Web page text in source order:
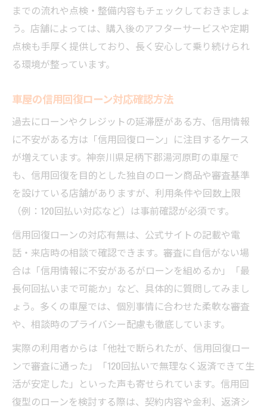
までの流れや点検・整備内容もチェックしておきましょ
う。店舗によっては、購入後のアフターサービスや定期
点検も手厚く提供しており、長く安心して乗り続けられ
る環境が整っています。
車屋の信用回復ローン対応確認方法
過去にローンやクレジットの延滞歴がある方、信用情報
に不安がある方は「信用回復ローン」に注目するケース
が増えています。神奈川県足柄下郡湯河原町の車屋で
も、信用回復を目的とした独自のローン商品や審査基準
を設けている店舗がありますが、利用条件や回数上限
（例：120回払い対応など）は事前確認が必須です。
信用回復ローンの対応有無は、公式サイトの記載や電
話・来店時の相談で確認できます。審査に自信がない場
合は「信用情報に不安があるがローンを組めるか」「最
長何回払いまで可能か」など、具体的に質問してみまし
ょう。多くの車屋では、個別事情に合わせた柔軟な審査
や、相談時のプライバシー配慮も徹底しています。
実際の利用者からは「他社で断られたが、信用回復ロー
ンで審査に通った」「120回払いで無理なく返済できて生
活が安定した」といった声も寄せられています。信用回
復型のローンを検討する際は、契約内容や金利、返済シ